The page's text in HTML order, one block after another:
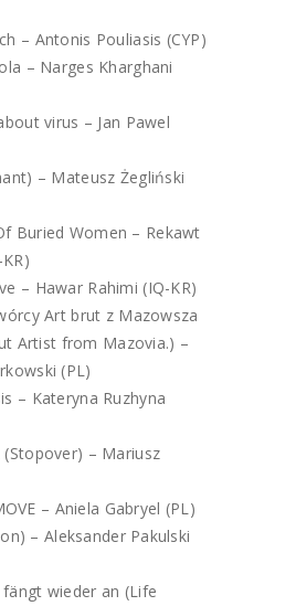
– Antonis Pouliasis (CYP)
– Narges Kharghani
virus – Jan Pawel
– Mateusz Żegliński
Buried Women – Rekawt
– Hawar Rahimi (IQ-KR)
Art brut z Mazowsza
Artist from Mazovia.) –
(PL)
– Kateryna Ruzhyna
(Stopover) – Mariusz
– Aniela Gabryel (PL)
– Aleksander Pakulski
wieder an (Life